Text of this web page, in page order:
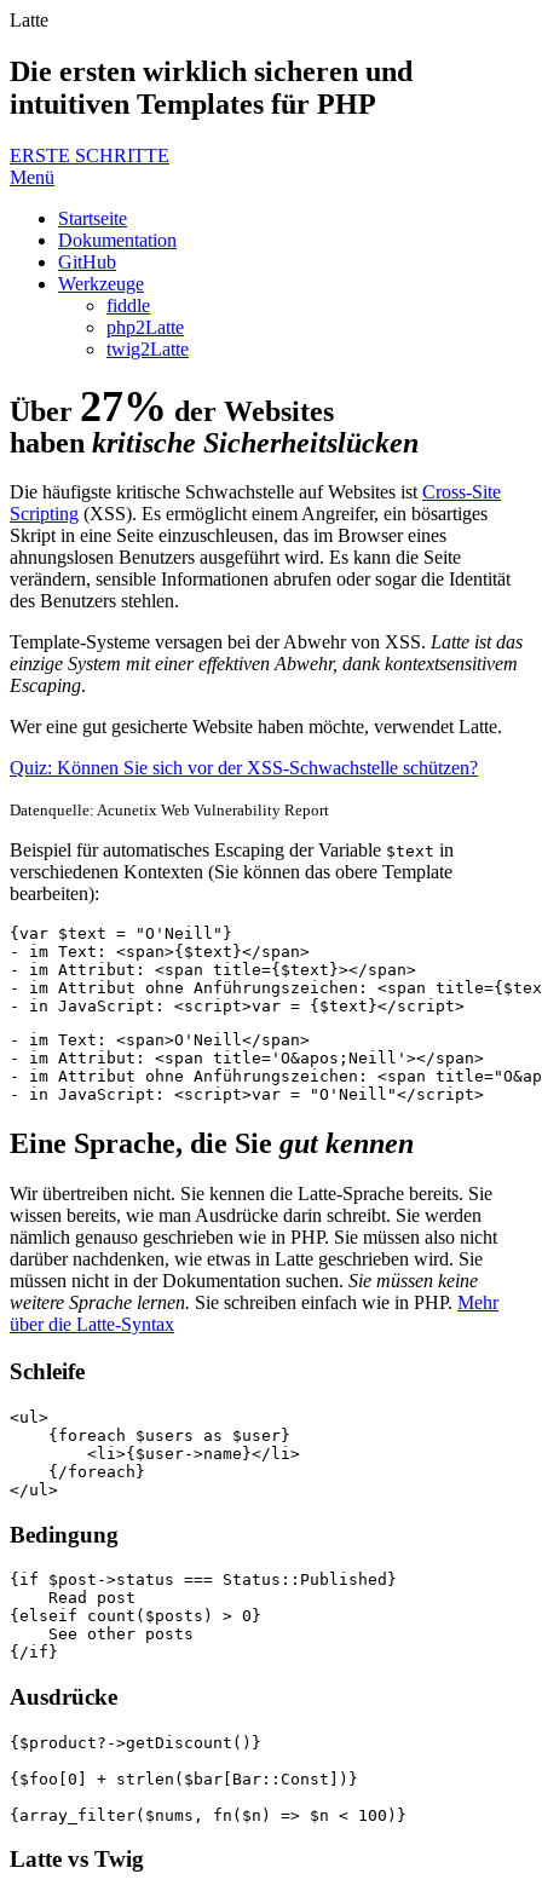
Latte
Die ersten wirklich sicheren und
intuitiven Templates für PHP
ERSTE SCHRITTE
Menü
Startseite
Dokumentation
GitHub
Werkzeuge
fiddle
php2Latte
twig2Latte
Über 27% der Websites
haben kritische Sicherheitslücken
Die häufigste kritische Schwachstelle auf Websites ist Cross-Site
Scripting (XSS). Es ermöglicht einem Angreifer, ein bösartiges
Skript in eine Seite einzuschleusen, das im Browser eines
ahnungslosen Benutzers ausgeführt wird. Es kann die Seite
verändern, sensible Informationen abrufen oder sogar die Identität
des Benutzers stehlen.
Template-Systeme versagen bei der Abwehr von XSS. Latte ist das
einzige System mit einer effektiven Abwehr, dank kontextsensitivem
Escaping.
Wer eine gut gesicherte Website haben möchte, verwendet Latte.
Quiz: Können Sie sich vor der XSS-Schwachstelle schützen?
Datenquelle: Acunetix Web Vulnerability Report
Beispiel für automatisches Escaping der Variable $text in
verschiedenen Kontexten (Sie können das obere Template
bearbeiten):
{var $text = "O'Neill"}
- im Text: <span>{$text}</span>
- im Attribut: <span title={$text}></span>
- im Attribut ohne Anführungszeichen: <span
- in JavaScript: <script>var = {$text}</script>
- im Text: <span>O'Neill</span>
- im Attribut: <span title='O&apos;Neill'></span>
- im Attribut ohne Anführungszeichen: <span
- in JavaScript: <script>var = "O'Neill"</script>
Eine Sprache, die Sie gut kennen
Wir übertreiben nicht. Sie kennen die Latte-Sprache bereits. Sie
wissen bereits, wie man Ausdrücke darin schreibt. Sie werden
nämlich genauso geschrieben wie in PHP. Sie müssen also nicht
darüber nachdenken, wie etwas in Latte geschrieben wird. Sie
müssen nicht in der Dokumentation suchen. Sie müssen keine
weitere Sprache lernen. Sie schreiben einfach wie in PHP. Mehr
über die Latte-Syntax
Schleife
<ul>
    {foreach $users as $user}
        <li>{$user->name}</li>
    {/foreach}
Bedingung
{if $post->status === Status::Published}
    Read post
{elseif count($posts) > 0}
    See other posts
Ausdrücke
{$product?->getDiscount()}
{$foo[0] + strlen($bar[Bar::Const])}
Latte vs Twig